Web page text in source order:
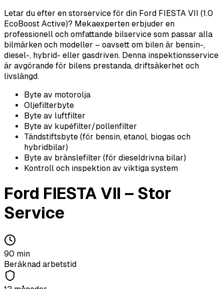
Letar du efter en storservice för din Ford FIESTA VII (1.0
EcoBoost Active)? Mekaexperten erbjuder en
professionell och omfattande bilservice som passar alla
bilmärken och modeller – oavsett om bilen är bensin-,
diesel-, hybrid- eller gasdriven. Denna inspektionsservice
är avgörande för bilens prestanda, driftsäkerhet och
livslängd.
Byte av motorolja
Oljefilterbyte
Byte av luftfilter
Byte av kupéfilter/pollenfilter
Tändstiftsbyte (för bensin, etanol, biogas och
hybridbilar)
Byte av bränslefilter (för dieseldrivna bilar)
Kontroll och inspektion av viktiga system
Ford FIESTA VII – Stor
Service
90 min
Beräknad arbetstid